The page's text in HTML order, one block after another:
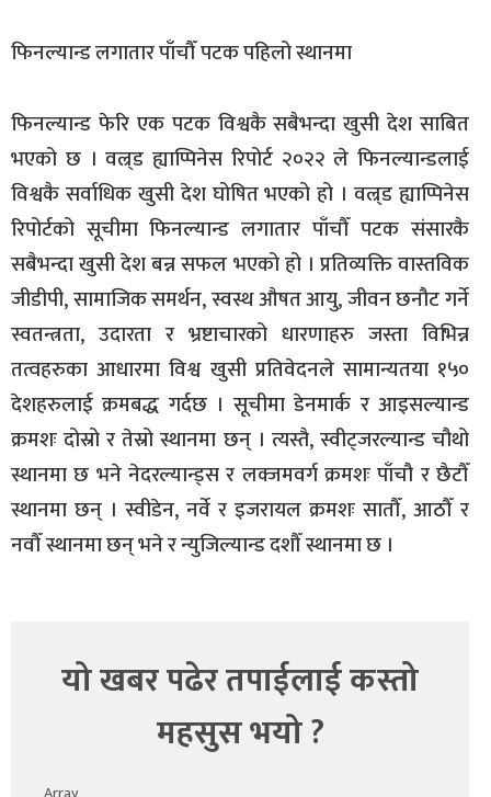
फिनल्यान्ड लगातार पाँचौँ पटक पहिलो स्थानमा
फिनल्यान्ड फेरि एक पटक विश्वकै सबैभन्दा खुसी देश साबित
भएको छ । वल्र्ड ह्याप्पिनेस रिपोर्ट २०२२ ले फिनल्यान्डलाई
विश्वकै सर्वाधिक खुसी देश घोषित भएको हो । वल्र्ड ह्याप्पिनेस
रिपोर्टको सूचीमा फिनल्यान्ड लगातार पाँचौँ पटक संसारकै
सबैभन्दा खुसी देश बन्न सफल भएको हो । प्रतिव्यक्ति वास्तविक
जीडीपी, सामाजिक समर्थन, स्वस्थ औषत आयु, जीवन छनौट गर्ने
स्वतन्त्रता, उदारता र भ्रष्टाचारको धारणाहरु जस्ता विभिन्न
तत्वहरुका आधारमा विश्व खुसी प्रतिवेदनले सामान्यतया १५०
देशहरुलाई क्रमबद्ध गर्दछ । सूचीमा डेनमार्क र आइसल्यान्ड
क्रमशः दोस्रो र तेस्रो स्थानमा छन् । त्यस्तै, स्वीट्जरल्यान्ड चौथो
स्थानमा छ भने नेदरल्यान्ड्स र लक्जमवर्ग क्रमशः पाँचौ र छैटौँ
स्थानमा छन् । स्वीडेन, नर्वे र इजरायल क्रमशः सातौँ, आठौँ र
नवौँ स्थानमा छन् भने र न्युजिल्यान्ड दशौँ स्थानमा छ ।
यो खबर पढेर तपाईलाई कस्तो
महसुस भयो ?